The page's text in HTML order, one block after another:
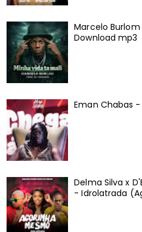
Marcelo
Download mp3
Eman Chabas
Delma Silva x
- Idrolatrada